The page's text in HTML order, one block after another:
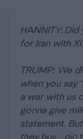
HANNITY: Did
for Iran with
TRUMP: We
when you say
a war with us
gonna give
statement.